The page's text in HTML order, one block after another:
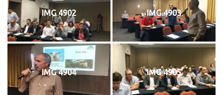
IMG 4902 IMG 4903
IMG 4904 IMG 4905